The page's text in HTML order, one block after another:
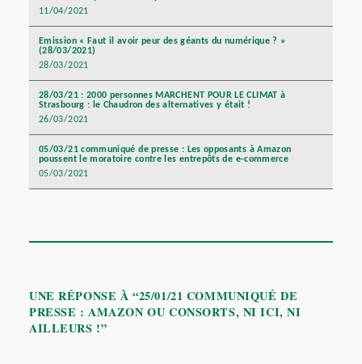
11/04/2021
Emission « Faut il avoir peur des géants du numérique ? »
(28/03/2021)
28/03/2021
28/03/21 : 2000 personnes MARCHENT POUR LE CLIMAT à
Strasbourg : le Chaudron des alternatives y était !
26/03/2021
05/03/21 communiqué de presse : Les opposants à Amazon
poussent le moratoire contre les entrepôts de e-commerce
05/03/2021
UNE RÉPONSE À “25/01/21 COMMUNIQUÉ DE
PRESSE : AMAZON OU CONSORTS, NI ICI, NI
AILLEURS !”